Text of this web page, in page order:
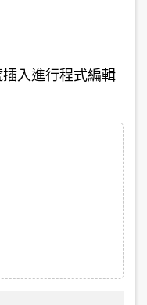
入進行程式編輯